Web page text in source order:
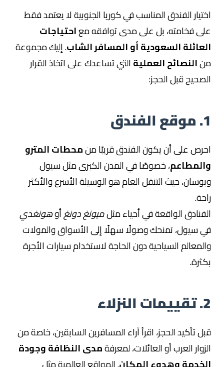
اختيار الفندق المناسب في كوريا الجنوبية لا يعتمد فقط
على فخامته، بل على مدى توافقه معاحتياجات
العائلة السعودية أو المسافر الشاب. إليك مجموعة
منالنصائح العمليةالتي تساعدك على اتخاذ القرار
الصحيح قبل الحجز:
1. موقع الفندق
احرص على أن يكون الفندق قريبًا منمحطات المترو
والمطاعم، خصوصًا في المدن الكبرى مثل سيول
وبوسان، حيث التنقل العام هو الوسيلة الأسرع والأكثر
راحة.
الفنادق الواقعة في أحياء مثلميونغ دونغأوهونغدي
في سيول، تمنحك وصولًا سهلًا إلى الأسواق والمولات
والمعالم السياحية دون الحاجة لاستخدام سيارات الأجرة
بكثرة.
2. تقييمات النزلاء
قبل تأكيد الحجز، اقرأ آراء المسافرين السابقين، خاصة من
الزوار العرب أو العائلات، لمعرفةمدى النظافة وجودة